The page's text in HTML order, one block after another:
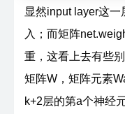
显然input layer这
入；而矩阵
重，这看上去有些
矩阵W，矩阵元素
k+2层的第a个神经